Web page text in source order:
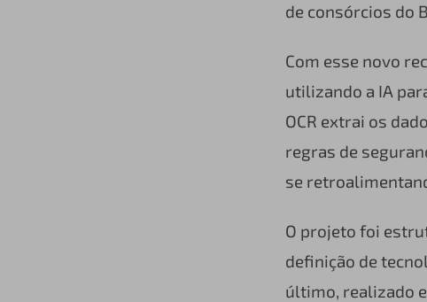
de consórcios do
Com esse novo
utilizando a IA
OCR extrai os
regras de
se
O projeto foi
definição de
último, realizado